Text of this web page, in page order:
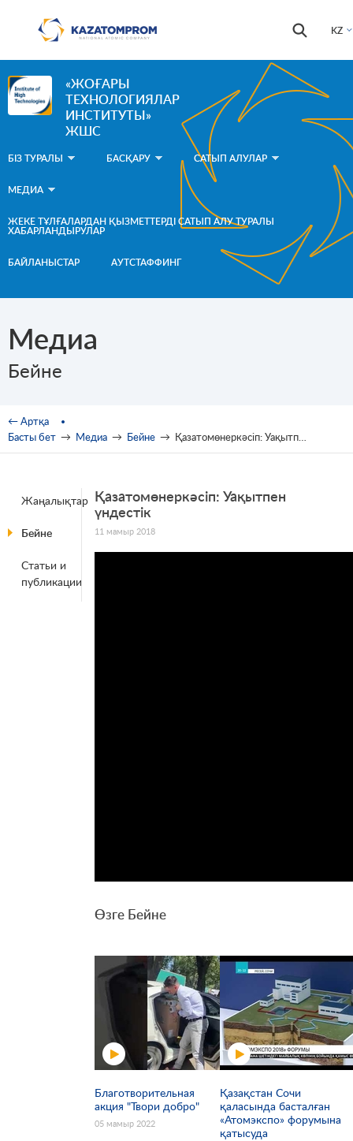
KZ
Іздестіру
«ЖОҒАРЫ
ТЕХНОЛОГИЯЛАР
ИНСТИТУТЫ»
ЖШС
БІЗ ТУРАЛЫ БАСҚАРУ САТЫП АЛУЛАР
МЕДИА
ЖЕКЕ ТҰЛҒАЛАРДАН ҚЫЗМЕТТЕРДІ САТЫП АЛУ ТУРАЛЫ
ХАБАРЛАНДЫРУЛАР
БАЙЛАНЫСТАР АУТСТАФФИНГ
Медиа
Бейне
You are here
← Артқа
Басты бет → Медиа → Бейне → Қазатомөнеркәсіп: Уақытпен үндестік
Жаңалықтар
Бейне
Статьи и
публикации
Қазатомөнеркәсіп: Уақытпен
үндестік
11 мамыр 2018
Өзге Бейне
Благотворительная
акция "Твори добро"
05 мамыр 2022
Қазақстан Сочи
қаласында басталған
«Атомэкспо» форумына
қатысуда